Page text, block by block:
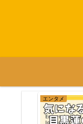
エンタメ